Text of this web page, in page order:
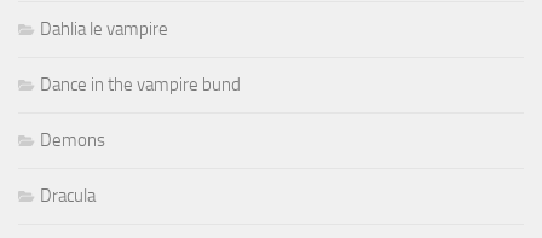
Dahlia le vampire
Dance in the vampire bund
Demons
Dracula